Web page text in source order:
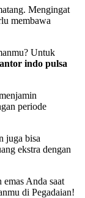
Mengingat
membawa
Untuk
indo pulsa
periode
juga bisa
ekstra dengan
Anda saat
di Pegadaian!